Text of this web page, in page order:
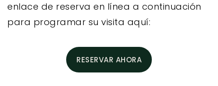
enlace de reserva en línea a continuación
para programar su visita aquí:
RESERVAR AHORA